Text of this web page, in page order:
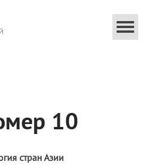
10
стран Азии